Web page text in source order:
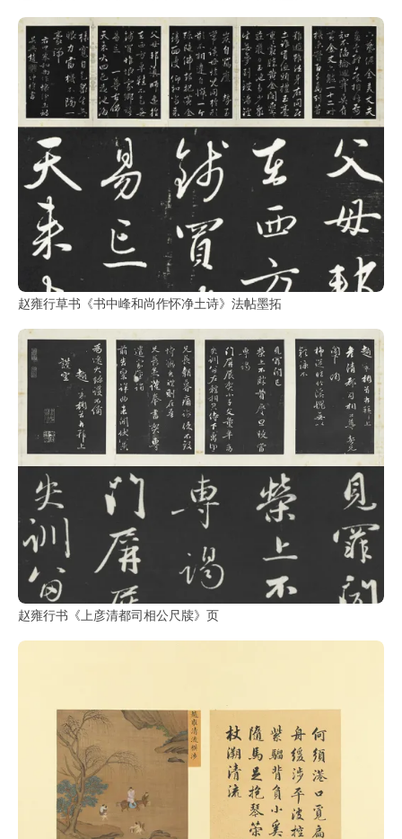
赵雍行草书《书中峰和尚作怀净土诗》法帖墨拓
赵雍行书《上彦清都司相公尺牍》页